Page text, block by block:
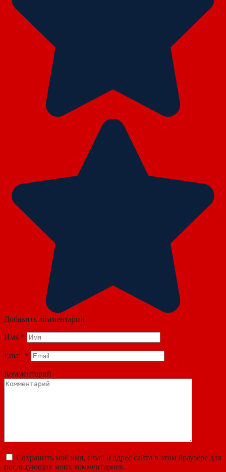
Добавить комментарий
Имя *
Email *
Комментарий
Сохранить моё имя, email и адрес сайта в этом браузере для
последующих моих комментариев.